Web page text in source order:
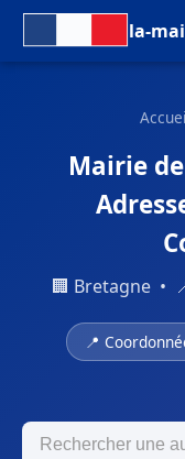
la-
Mairie
🏢 Bretagne •
📍